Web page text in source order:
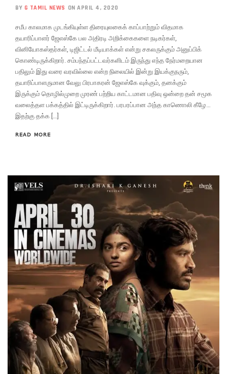
BY G TAMIL NEWS ON APRIL 4, 2020
சமீப காலமாக முடங்கியுள்ள திரையுலகைக் காப்பாற்றும் விதமாக
தயாரிப்பாளர் ஜேஎஸ்கே பல அதிரடி அறிக்கைகளை நடிகர்கள்,
வினியோகஸ்தர்கள், டிஜிட்டல் மீடியாக்கள் என்று சகலருக்கும் அனுப்பிக்
கொண்டிருக்கிறார். சம்பந்தப்பட்டவர்களிடம் இருந்து எந்த நேர்மறையான
பதிலும் இது வரை வரவில்லை என்ற நிலையில் இன்று இயக்குநரும்,
தயாரிப்பாளருமான வேலு பிரபாகரன் ஜேஎஸ்கே வுக்கும், தனக்கும்
இருக்கும் தொழில்முறை முரண் பற்றிய காட்டமான பதிவு ஒன்றை தன் சமூக
வலைத்தள பக்கத்தில் இட்டிருக்கிறார். பரபரப்பான அந்த காணொலி கீழே…
இதற்கு தக்க […]
READ MORE